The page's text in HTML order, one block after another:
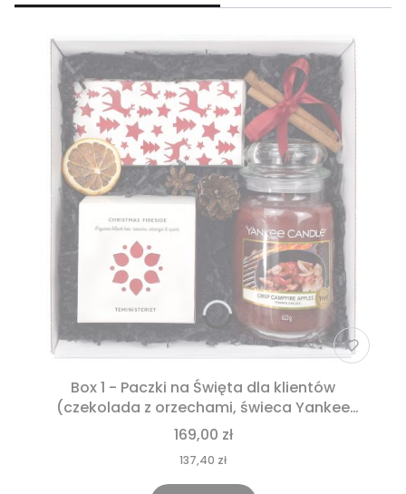
Box 1 - Paczki na Święta dla klientów
(czekolada z orzechami, świeca Yankee
Candle, herbata Temisteriet)
169,00 zł
137,40 zł